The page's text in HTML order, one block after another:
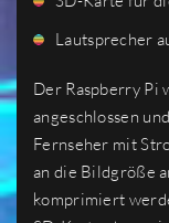
Lautsprecher
Der Raspberry Pi
angeschlossen
Fernseher mit
an die Bildgröße
komprimiert